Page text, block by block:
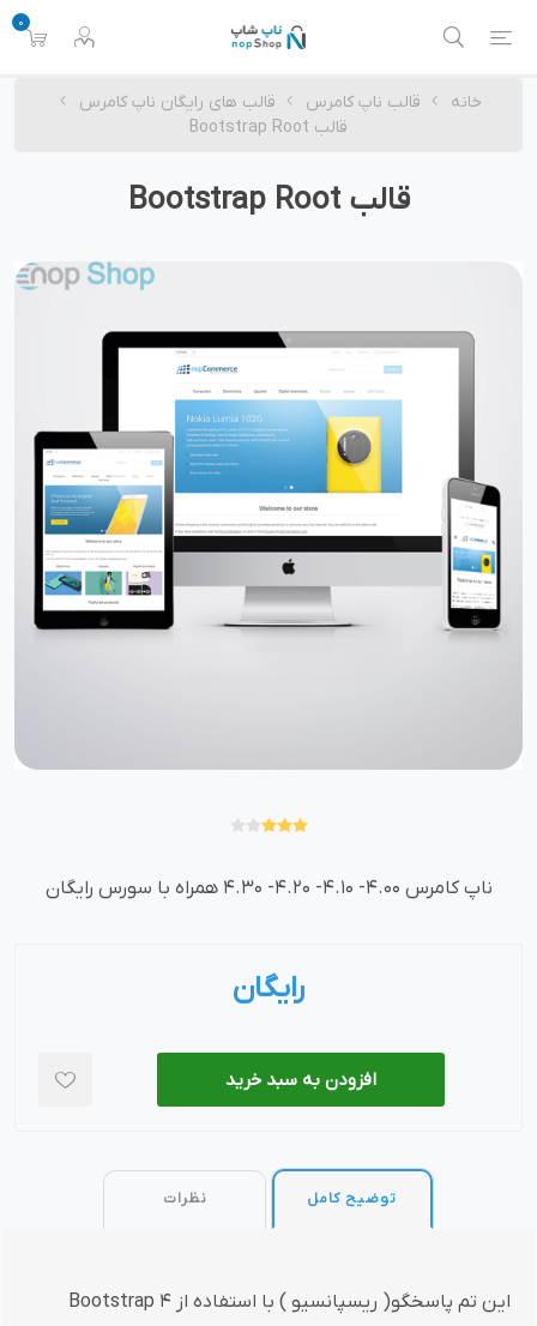
0
خانه قالب ناپ کامرس
قالب های رایگان ناپ کامرس
قالب Bootstrap Root
قالب Bootstrap Root
ناپ کامرس 4.00- 4.10- 4.20- 4.30 همراه با سورس رایگان
رایگان
افزودن به سبد خرید
توضیح کامل نظرات
این تم پاسخگو( ریسپانسیو ) با استفاده از Bootstrap 4